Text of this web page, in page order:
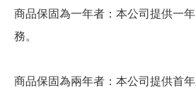
商品保固為一年者：本公司提供一
務。
商品保固為兩年者：本公司提供首